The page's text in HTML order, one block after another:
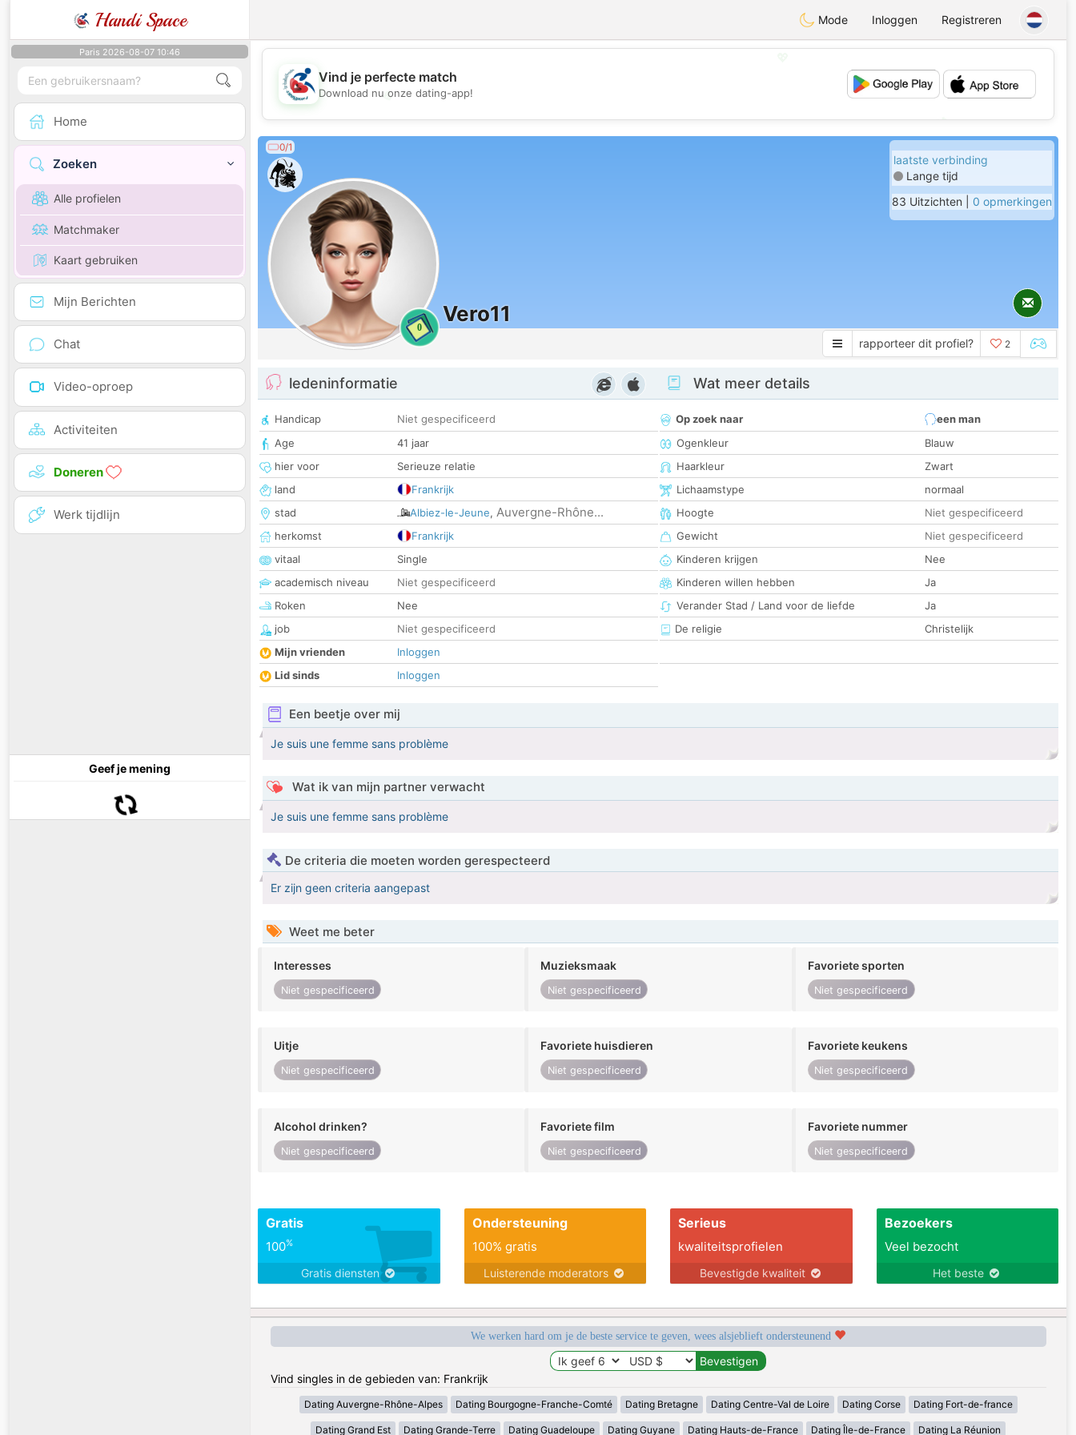
Handi Space Mode Inloggen Registreren
Paris 2026-08-07 10:46
Home
Zoeken
Alle profielen
Matchmaker
Kaart gebruiken
Mijn Berichten
Chat
Video-oproep
Activiteiten
Doneren
Werk tijdlijn
Geef je mening
💖
💕
Vind je perfecte match
Download nu onze dating-app!
0/1
0
Vero11
laatste verbinding
Lange tijd
83 Uitzichten | 0 opmerkingen
rapporteer dit profiel? 2
ledeninformatie
Handicap
Niet gespecificeerd
Age
41 jaar
hier voor
Serieuze relatie
land
Frankrijk
stad
Albiez-le-Jeune, Auvergne-Rhône...
herkomst
Frankrijk
vitaal
Single
academisch niveau
Niet gespecificeerd
Roken
Nee
job
Niet gespecificeerd
Mijn vrienden
Inloggen
Lid sinds
Inloggen
Wat meer details
Op zoek naar
een man
Ogenkleur
Blauw
Haarkleur
Zwart
Lichaamstype
normaal
Hoogte
Niet gespecificeerd
Gewicht
Niet gespecificeerd
Kinderen krijgen
Nee
Kinderen willen hebben
Ja
Verander Stad / Land voor de liefde
Ja
De religie
Christelijk
Een beetje over mij
Je suis une femme sans problème
Wat ik van mijn partner verwacht
Je suis une femme sans problème
De criteria die moeten worden gerespecteerd
Er zijn geen criteria aangepast
Weet me beter
Interesses
Niet gespecificeerd
Muzieksmaak
Niet gespecificeerd
Favoriete sporten
Niet gespecificeerd
Uitje
Niet gespecificeerd
Favoriete huisdieren
Niet gespecificeerd
Favoriete keukens
Niet gespecificeerd
Alcohol drinken?
Niet gespecificeerd
Favoriete film
Niet gespecificeerd
Favoriete nummer
Niet gespecificeerd
Gratis
100%
Gratis diensten
Ondersteuning
100% gratis
Luisterende moderators
Serieus
kwaliteitsprofielen
Bevestigde kwaliteit
Bezoekers
Veel bezocht
Het beste
We werken hard om je de beste service te geven, wees alsjeblieft ondersteunend
Vind singles in de gebieden van: Frankrijk
Dating Auvergne-Rhône-Alpes Dating Bourgogne-Franche-Comté Dating Bretagne Dating Centre-Val de Loire Dating Corse Dating Fort-de-france
Dating Grand Est Dating Grande-Terre Dating Guadeloupe Dating Guyane Dating Hauts-de-France Dating Île-de-France Dating La Réunion